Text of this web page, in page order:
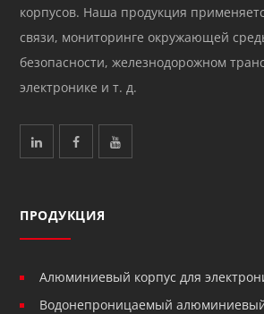
корпусов. Наша продукция
связи, мониторинге окружающей
безопасности, железнодорожном
электронике и т. д.
ПРОДУКЦИЯ
Алюминиевый корпус для
Водонепроницаемый алюминиевый